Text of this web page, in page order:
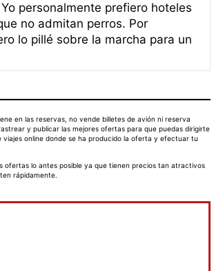
personalmente prefiero hoteles
no admitan perros. Por
lo pillé sobre la marcha para un
en las reservas, no vende billetes de avión ni reserva
y publicar las mejores ofertas para que puedas dirigirte
viajes online donde se ha producido la oferta y efectuar tu
ofertas lo antes posible ya que tienen precios tan atractivos
rápidamente.